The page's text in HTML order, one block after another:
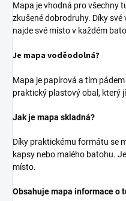
Mapa je vhodná pro všechny
zkušené dobrodruhy. Díky
najde své místo v každém
Je mapa voděodolná?
Mapa je papírová a tím
praktický plastový obal, který
Jak je mapa skladná?
Díky praktickému formátu se
kapsy nebo malého batohu.
místo.
Obsahuje mapa informace o